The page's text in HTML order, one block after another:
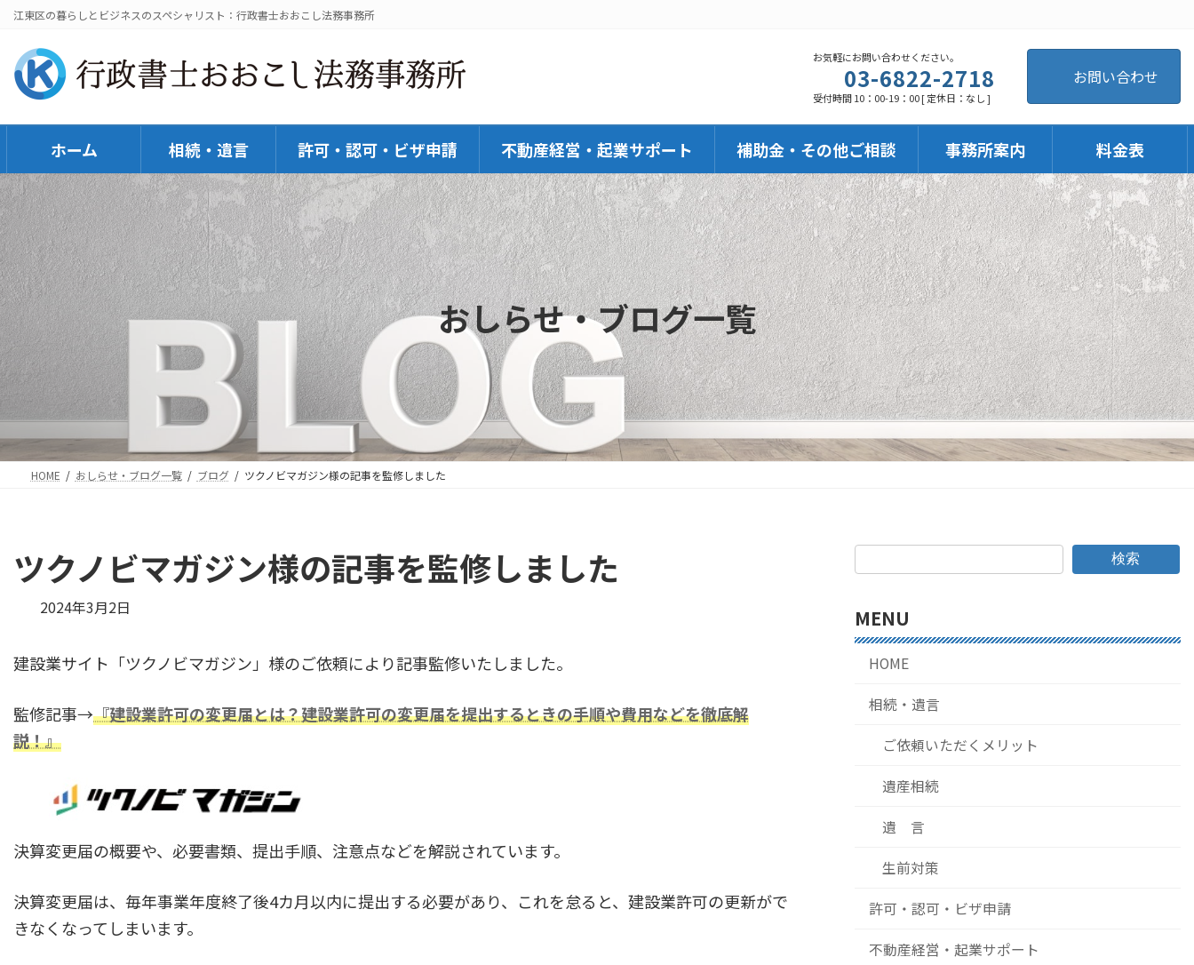
コ
ン
へ
キ
ッ
プ
ナ
ー
ョ
に
移
動
江東区の暮らしとビジネスのスペシャリスト：行政書士おおこし法務事務所
お気軽にお問い合わせください。
03-6822-2718
受付時間 10：00-19：00 [ 定休日：なし ]
お問い合わせ
ホーム 相続・遺言 許可・認可・ビザ申請 不動産経営・起業サポート 補助金・その他ご相談 事務所案内 料金表
おしらせ・ブログ一覧
HOME おしらせ・ブログ一覧 ブログ ツクノビマガジン様の記事を監修しました
ツクノビマガジン様の記事を監修しました
最
新
時
2024年3月2日
建設業サイト「ツクノビマガジン」様のご依頼により記事監修いたしました。
監修記事→『建設業許可の変更届とは？建設業許可の変更届を提出するときの手順や費用などを徹底解
説！』
決算変更届の概要や、必要書類、提出手順、注意点などを解説されています。
決算変更届は、毎年事業年度終了後4カ月以内に提出する必要があり、これを怠ると、建設業許可の更新がで
きなくなってしまいます。
検索
MENU
HOME
相続・遺言
ご依頼いただくメリット
遺産相続
遺 言
生前対策
許可・認可・ビザ申請
不動産経営・起業サポート